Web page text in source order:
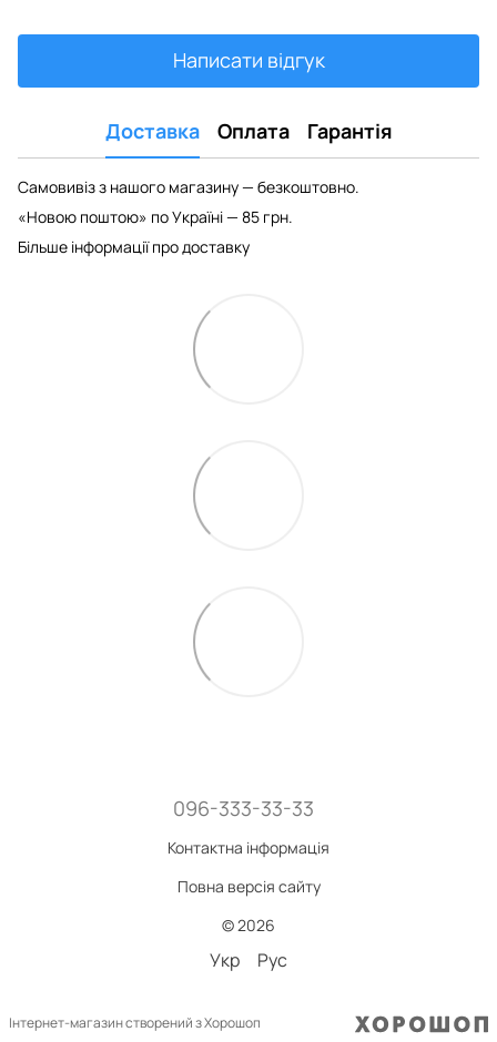
Написати відгук
Доставка Оплата Гарантія
Самовивіз з нашого магазину — безкоштовно.
«Новою поштою» по Україні — 85 грн.
Більше інформації про доставку
096-333-33-33
Контактна інформація
Повна версія сайту
© 2026
Укр Рус
Інтернет-магазин створений з Хорошоп